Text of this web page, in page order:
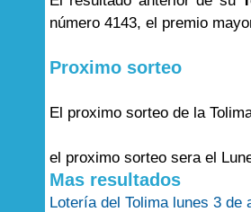
número 4143, el premio
Proximo sorteo
El proximo sorteo de la
el proximo sorteo sera el
Mas resultados
Lotería del Tolima lunes 3 de